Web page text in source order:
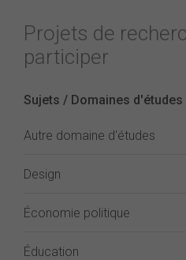
Projets de
participer
Sujets / Domaines d'études
Autre domaine d'études
Design
Économie politique
Éducation